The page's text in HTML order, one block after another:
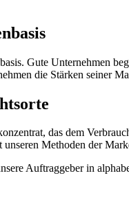
Gute Unternehmen
die Stärken seiner
das dem
Methoden der
Auftraggeber in